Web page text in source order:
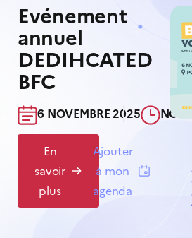
Evénement
annuel
DEDIHCATED
BFC
6 NOVEMBRE 2025​ NON
En
savoir
plus
Ajouter
à mon
agenda